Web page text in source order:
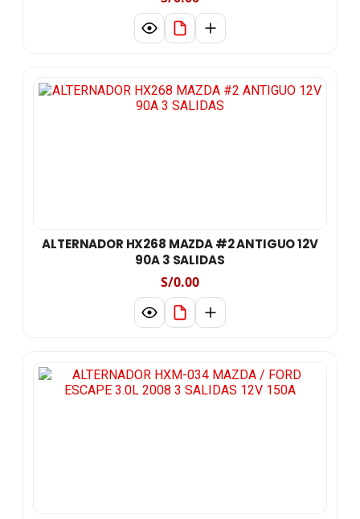
ALTERNADOR HX268 MAZDA #2 ANTIGUO 12V
90A 3 SALIDAS
S/0.00